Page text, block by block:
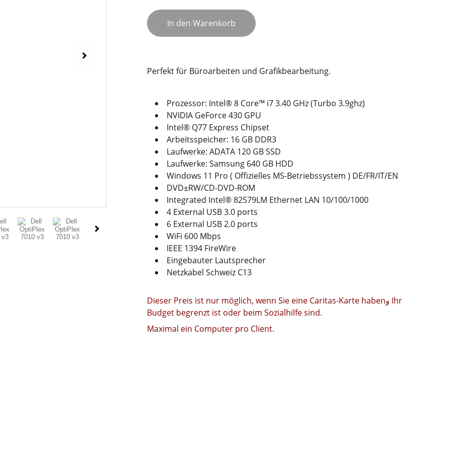
In den Warenkorb
Perfekt für Büroarbeiten und Grafikbearbeitung.
Prozessor: Intel® 8 Core™ i7 3.40 GHz (Turbo 3.9ghz)
NVIDIA GeForce 430 GPU
Intel® Q77 Express Chipset
Arbeitsspeicher: 16 GB DDR3
Laufwerke: ADATA 120 GB SSD
Laufwerke: Samsung 640 GB HDD
Windows 11 Pro ( Offizielles MS-Betriebssystem ) DE/FR/IT/EN
DVD±RW/CD-DVD-ROM
Integrated Intel® 82579LM Ethernet LAN 10/100/1000
4 External USB 3.0 ports
6 External USB 2.0 ports
WiFi 600 Mbps
IEEE 1394 FireWire
Eingebauter Lautsprecher
Netzkabel Schweiz C13
Dieser Preis ist nur möglich, wenn Sie eine Caritas-Karte habenو Ihr
Budget begrenzt ist oder beim Sozialhilfe sind.
Maximal ein Computer pro Client.